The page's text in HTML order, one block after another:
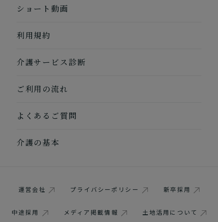
1つ前に戻る
1つ前に戻る
1つ前に戻る
1つ前に戻る
1つ前に戻る
1つ前に戻る
1つ前に戻る
ショート動画
利用規約
介護サービス診断
ご利用の流れ
よくあるご質問
介護の基本
運営会社 プライバシーポリシー 新卒採用
中途採用 メディア掲載情報 土地活用について